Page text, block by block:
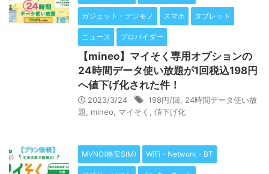
ガジェット・デジモノ スマホ タブレット
ニュース プロバイダー
【mineo】マイそく専用オプションの
24時間データ使い放題が1回税込198円
へ値下げ化された件！
2023/3/24 198円/回
24時間データ使い放
題
mineo マイそく 値下げ化
MVNO(格安SIM) WiFi・Network・BT